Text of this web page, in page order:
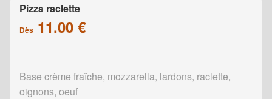
Pizza raclette
Dès 11.00 €
Base crème fraîche, mozzarella, lardons, raclette,
oignons, oeuf